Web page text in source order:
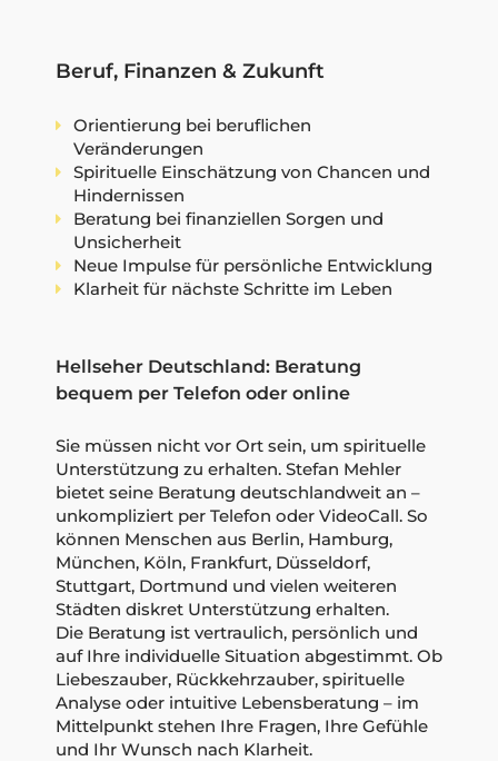
Beruf, Finanzen & Zukunft
Orientierung bei beruflichen
Veränderungen
Spirituelle Einschätzung von Chancen und
Hindernissen
Beratung bei finanziellen Sorgen und
Unsicherheit
Neue Impulse für persönliche Entwicklung
Klarheit für nächste Schritte im Leben
Hellseher Deutschland: Beratung
bequem per Telefon oder online
Sie müssen nicht vor Ort sein, um spirituelle
Unterstützung zu erhalten. Stefan Mehler
bietet seine Beratung deutschlandweit an –
unkompliziert per Telefon oder VideoCall. So
können Menschen aus Berlin, Hamburg,
München, Köln, Frankfurt, Düsseldorf,
Stuttgart, Dortmund und vielen weiteren
Städten diskret Unterstützung erhalten.
Die Beratung ist vertraulich, persönlich und
auf Ihre individuelle Situation abgestimmt. Ob
Liebeszauber, Rückkehrzauber, spirituelle
Analyse oder intuitive Lebensberatung – im
Mittelpunkt stehen Ihre Fragen, Ihre Gefühle
und Ihr Wunsch nach Klarheit.